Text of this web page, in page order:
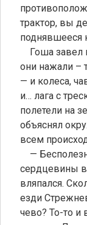
трактор, вы
поднявшееся
Гоша завел
они нажали –
— и колеса,
и… лага с
полетели на
объяснял
всем
—
сердцевины в
вляпался.
езди
чево? То-то и